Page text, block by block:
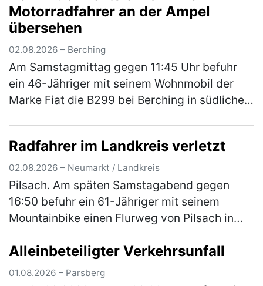
Scoote…(mehr)
Motorradfahrer an der Ampel
übersehen
02.08.2026 – Berching
Am Samstagmittag gegen 11:45 Uhr befuhr
ein 46-Jähriger mit seinem Wohnmobil der
Marke Fiat die B299 bei Berching in südliche
Radfahrer im Landkreis verletzt
02.08.2026 – Neumarkt / Landkreis
Pilsach. Am späten Samstagabend gegen
16:50 befuhr ein 61-Jähriger mit seinem
Mountainbike einen Flurweg von Pilsach in
kam er beim Versuch einer Unebenheit a…
(mehr)
Alleinbeteiligter Verkehrsunfall
01.08.2026 – Parsberg